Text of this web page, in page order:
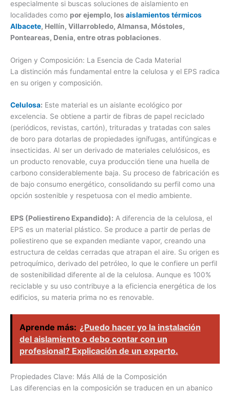
especialmente si buscas soluciones de aislamiento en
localidades como por ejemplo, los aislamientos térmicos
Albacete, Hellín, Villarrobledo, Almansa, Móstoles,
Ponteareas, Denia, entre otras poblaciones.
Origen y Composición: La Esencia de Cada Material
La distinción más fundamental entre la celulosa y el EPS radica
en su origen y composición.
Celulosa: Este material es un aislante ecológico por
excelencia. Se obtiene a partir de fibras de papel reciclado
(periódicos, revistas, cartón), trituradas y tratadas con sales
de boro para dotarlas de propiedades ignífugas, antifúngicas e
insecticidas. Al ser un derivado de materiales celulósicos, es
un producto renovable, cuya producción tiene una huella de
carbono considerablemente baja. Su proceso de fabricación es
de bajo consumo energético, consolidando su perfil como una
opción sostenible y respetuosa con el medio ambiente.
EPS (Poliestireno Expandido): A diferencia de la celulosa, el
EPS es un material plástico. Se produce a partir de perlas de
poliestireno que se expanden mediante vapor, creando una
estructura de celdas cerradas que atrapan el aire. Su origen es
petroquímico, derivado del petróleo, lo que le confiere un perfil
de sostenibilidad diferente al de la celulosa. Aunque es 100%
reciclable y su uso contribuye a la eficiencia energética de los
edificios, su materia prima no es renovable.
Aprende más: ¿Puedo hacer yo la instalación
del aislamiento o debo contar con un
profesional? Explicación de un experto.
Propiedades Clave: Más Allá de la Composición
Las diferencias en la composición se traducen en un abanico